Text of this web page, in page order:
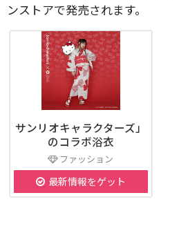
ンストアで発売されます。
サンリオキャラクターズ」
のコラボ浴衣
ファッション
最新情報をゲット